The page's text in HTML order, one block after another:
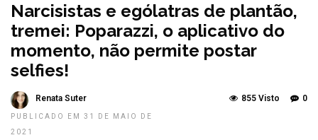
Narcisistas e ególatras de plantão,
tremei: Poparazzi, o aplicativo do
momento, não permite postar
selfies!
Renata Suter
PUBLICADO EM 31 DE MAIO DE
2021
0
855 Visto